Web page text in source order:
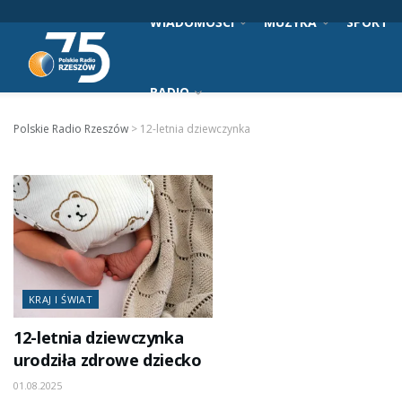
WIADOMOŚCI MUZYKA SPORT
RADIO
Polskie Radio Rzeszów > 12-letnia dziewczynka
KRAJ I ŚWIAT
12-letnia dziewczynka
urodziła zdrowe dziecko
01.08.2025